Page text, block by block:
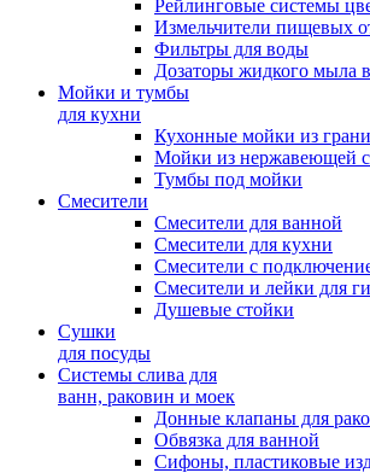
Рейлинговые системы
Измельчители пищевых
Фильтры для воды
Дозаторы жидкого мыла
Мойки и тумбы
для кухни
Кухонные мойки из
Мойки из нержавеющей
Тумбы под мойки
Смесители
Смесители для ванной
Смесители для кухни
Смесители с
Cмесители и лейки для
Душевые стойки
Сушки
для посуды
Системы слива для
ванн, раковин и моек
Донные клапаны для
Обвязка для ванной
Сифоны, пластиковые